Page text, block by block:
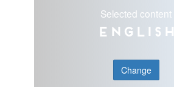
Selected content
English
Change